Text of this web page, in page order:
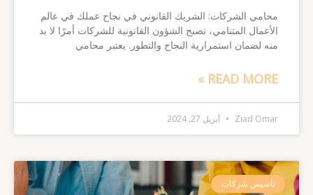
محامي الشركات: الشريك القانوني في نجاح عملك في عالم
الأعمال المتنامي، تصبح الشؤون القانونية للشركات أمرًا لا بد
منه لضمان استمرارية النجاح والتطور. يعتبر محامي
READ MORE »
Ziad Omar أبريل 27, 2024
تأسيس شركات